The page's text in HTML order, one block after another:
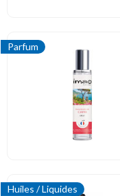
Parfum
Huiles / Liquides